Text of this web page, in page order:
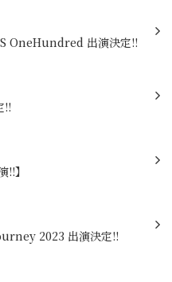
OneHundred 出演決定!!
!!
!!】
2023 出演決定!!